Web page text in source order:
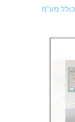
₪
כולל מע"מ